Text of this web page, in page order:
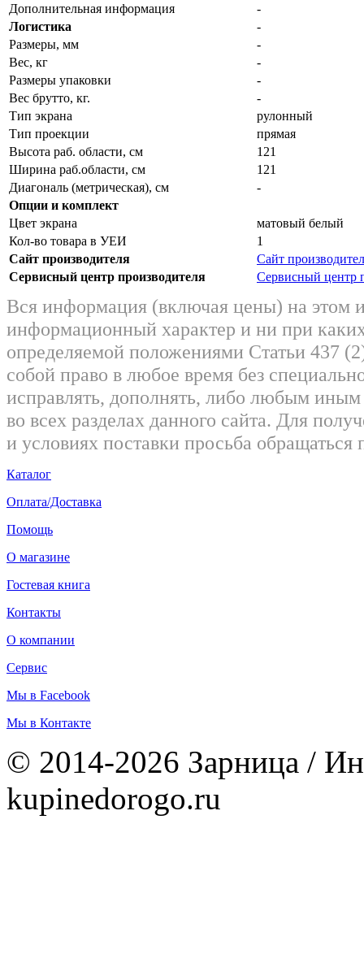
Дополнительная информация
-
Логистика
-
Размеры, мм
-
Вес, кг
-
Размеры упаковки
-
Вес брутто, кг.
-
Тип экрана
рулонный
Тип проекции
прямая
Высота раб. области, см
121
Ширина раб.области, см
121
Диагональ (метрическая), см
-
Опции и комплект
Цвет экрана
матовый белый
Кол-во товара в УЕИ
1
Сайт производителя
Сайт
Сервисный центр производителя
Сервисный центр
Вся информация (включая цены) на этом
информационный характер и ни при
определяемой положениями Статьи 437
собой право в любое время без
исправлять, дополнять, либо любым
во всех разделах данного сайта. Для
и условиях поставки просьба
Каталог
Оплата/Доставка
Помощь
О магазине
Гостевая книга
Контакты
О компании
Сервис
Мы в Facebook
Мы в Контакте
© 2014-2026 Зарница /
kupinedorogo.ru